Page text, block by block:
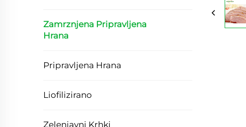
Zamrznjena Pripravljena
Hrana
Pripravljena Hrana
Liofilizirano
Zelenjavni Krhki